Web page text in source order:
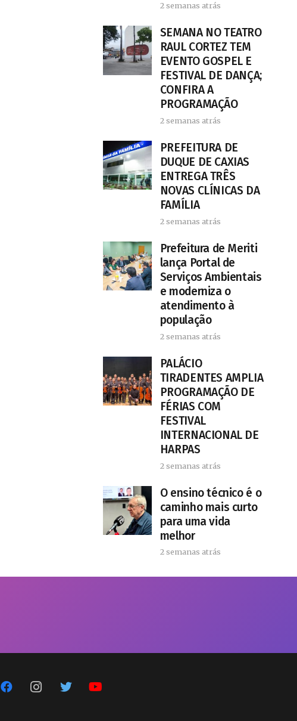
2 semanas atrás
SEMANA NO TEATRO
RAUL CORTEZ TEM
EVENTO GOSPEL E
FESTIVAL DE DANÇA;
CONFIRA A
PROGRAMAÇÃO
2 semanas atrás
PREFEITURA DE
DUQUE DE CAXIAS
ENTREGA TRÊS
NOVAS CLÍNICAS DA
FAMÍLIA
2 semanas atrás
Prefeitura de Meriti
lança Portal de
Serviços Ambientais
e moderniza o
atendimento à
população
2 semanas atrás
PALÁCIO
TIRADENTES AMPLIA
PROGRAMAÇÃO DE
FÉRIAS COM
FESTIVAL
INTERNACIONAL DE
HARPAS
2 semanas atrás
O ensino técnico é o
caminho mais curto
para uma vida
melhor
2 semanas atrás